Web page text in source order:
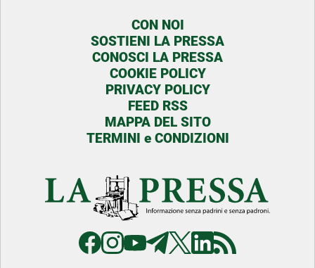
CON NOI
SOSTIENI LA PRESSA
CONOSCI LA PRESSA
COOKIE POLICY
PRIVACY POLICY
FEED RSS
MAPPA DEL SITO
TERMINI e CONDIZIONI